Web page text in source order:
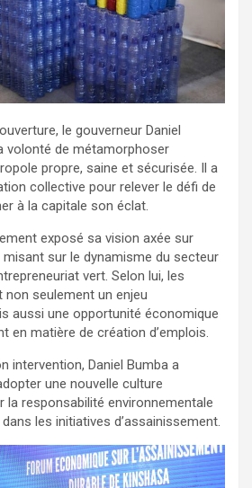
le gouverneur Daniel
volonté de métamorphoser
propre, saine et sécurisée. Il a
collective pour relever le défi de
à la capitale son éclat.
exposé sa vision axée sur
misant sur le dynamisme du secteur
vert. Selon lui, les
seulement un enjeu
aussi une opportunité économique
en matière de création d’emplois.
intervention, Daniel Bumba a
une nouvelle culture
la responsabilité environnementale
les initiatives d’assainissement.